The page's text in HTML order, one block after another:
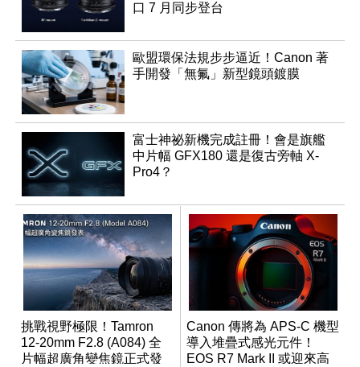
口 7 月同步登台
歐盟環保法規步步逼近！Canon 著
手開發「無氟」新型鏡頭鍍膜
富士神祕新機完成註冊！會是旗艦
中片幅 GFX180 還是復古旁軸 X-
Pro4？
挑戰視野極限！Tamron
12-20mm F2.8 (A084) 全
片幅超廣角變焦鏡正式發
Canon 傳將為 APS-C 機型
導入堆疊式感光元件！
EOS R7 Mark II 或迎來高